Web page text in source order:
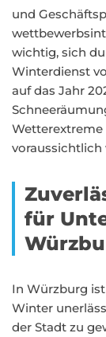
und
wichtig, sich
Winterdienst
auf das Jahr
voraussichtlich
für
In Würzburg
Winter
der Stadt zu